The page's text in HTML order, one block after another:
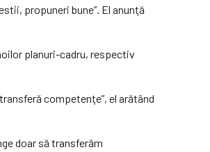
propuneri bune”. El anunţă
planuri-cadru, respectiv
competenţe”, el arătând
doar să transferăm